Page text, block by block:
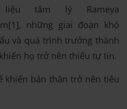
tâm lý Rameya
những giai đoạn khó
và quá trình trưởng thành
họ trở nên thiếu tự tin.
khiến bản thân trở nên tiêu